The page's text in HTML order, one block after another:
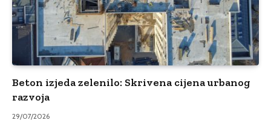
Beton izjeda zelenilo: Skrivena cijena urbanog
razvoja
29/07/2026